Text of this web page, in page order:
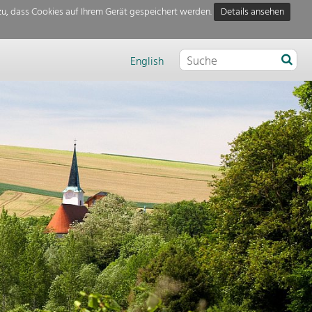
dass Cookies auf Ihrem Gerät gespeichert werden.
Details ansehen
English